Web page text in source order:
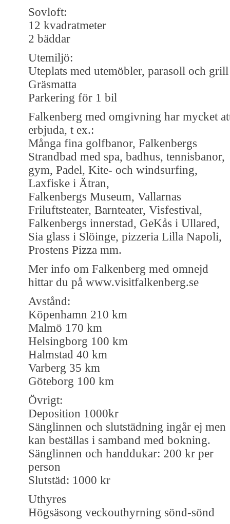
Sovloft:
12 kvadratmeter
2 bäddar
Utemiljö:
Uteplats med utemöbler, parasoll och grill
Gräsmatta
Parkering för 1 bil
Falkenberg med omgivning har mycket
erbjuda, t ex.:
Många fina golfbanor, Falkenbergs
Strandbad med spa, badhus, tennisbanor,
gym, Padel, Kite- och windsurfing,
Laxfiske i Ätran,
Falkenbergs Museum, Vallarnas
Friluftsteater, Barnteater, Visfestival,
Falkenbergs innerstad, GeKås i Ullared,
Sia glass i Slöinge, pizzeria Lilla Napoli,
Prostens Pizza mm.
Mer info om Falkenberg med omnejd
hittar du på www.visitfalkenberg.se
Avstånd:
Köpenhamn 210 km
Malmö 170 km
Helsingborg 100 km
Halmstad 40 km
Varberg 35 km
Göteborg 100 km
Övrigt:
Deposition 1000kr
Sänglinnen och slutstädning ingår ej men
kan beställas i samband med bokning.
Sänglinnen och handdukar: 200 kr per
person
Slutstäd: 1000 kr
Uthyres
Högsäsong veckouthyrning sönd-sönd